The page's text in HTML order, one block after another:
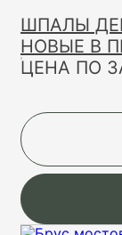
ШПАЛЫ
НОВЫЕ В
ЦЕНА ПО